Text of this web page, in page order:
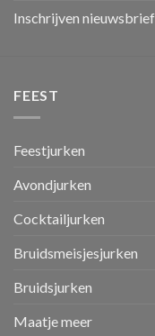
Inschrijven nieuwsbrief
FEEST
Feestjurken
Avondjurken
Cocktailjurken
Bruidsmeisjesjurken
Bruidsjurken
Maatje meer